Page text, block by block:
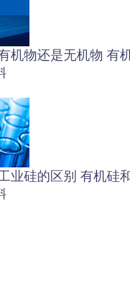
机物还是无机物 有
业硅的区别 有机硅